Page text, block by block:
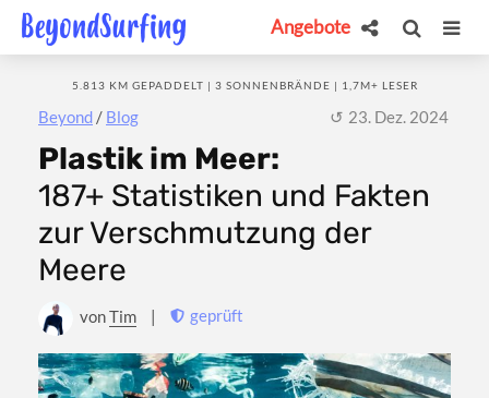
Angebote
Beyond / Blog
5.813 KM GEPADDELT | 3 SONNENBRÄNDE | 1,7M+ LESER
23. Dez. 2024
Plastik im Meer:
187+ Statistiken und Fakten
zur Verschmutzung der
Meere
vonTim | geprüft